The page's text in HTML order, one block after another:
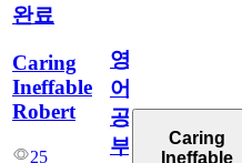
완료
Caring
Ineffable
Robert
25
영
어
공
부
Caring
Ineffable